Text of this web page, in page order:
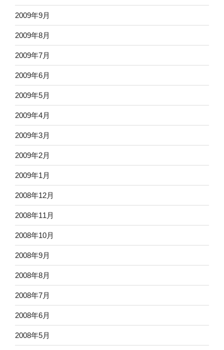
2009年9月
2009年8月
2009年7月
2009年6月
2009年5月
2009年4月
2009年3月
2009年2月
2009年1月
2008年12月
2008年11月
2008年10月
2008年9月
2008年8月
2008年7月
2008年6月
2008年5月